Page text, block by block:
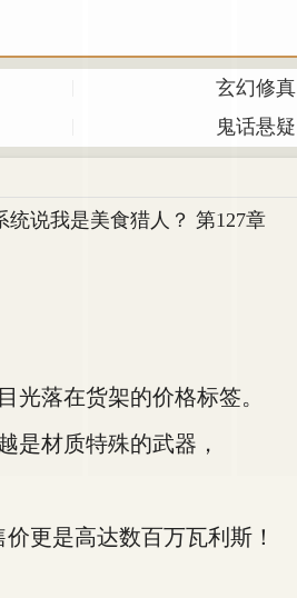
玄幻修真
鬼话悬疑
统说我是美食猎人？ 第127章
落在货架的价格标签。
材质特殊的武器，
更是高达数百万瓦利斯！